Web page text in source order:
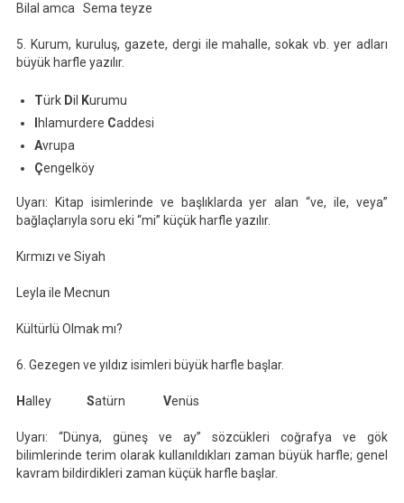
Bilal amca Sema teyze
5. Kurum, kuruluş, gazete, dergi ile mahalle, sokak vb. yer adları
büyük harfle yazılır.
Türk Dil Kurumu
hlamurdere Caddesi
Avrupa
Çengelköy
Uyarı: Kitap isimlerinde ve başlıklarda yer alan “ve, ile, veya”
bağlaçlarıyla soru eki “mi” küçük harfle yazılır.
Kırmızı ve Siyah
Leyla ile Mecnun
Kültürlü Olmak mı?
6. Gezegen ve yıldız isimleri büyük harfle başlar.
Halley Satürn Venüs
Uyarı: “Dünya, güneş ve ay” sözcükleri coğrafya ve gök
bilimlerinde terim olarak kullanıldıkları zaman büyük harfle; genel
kavram bildirdikleri zaman küçük harfle başlar.